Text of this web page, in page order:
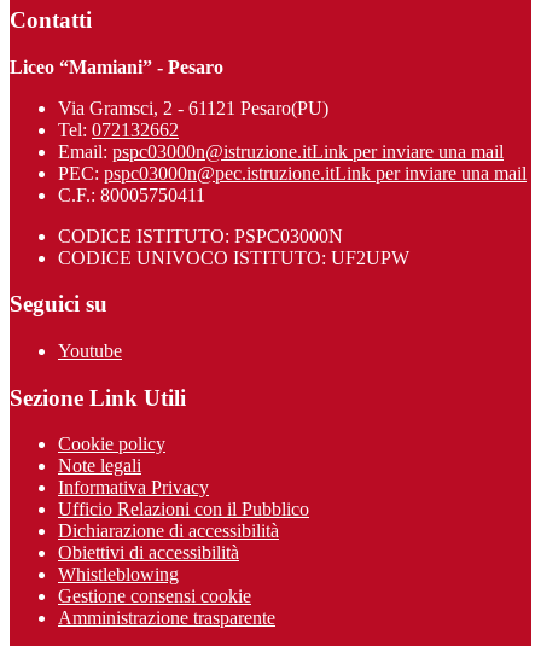
Contatti
Liceo “Mamiani” - Pesaro
Via Gramsci, 2 - 61121 Pesaro(PU)
Tel: 072132662
Email: pspc03000n@istruzione.itLink per inviare una mail
PEC: pspc03000n@pec.istruzione.itLink per inviare una mail
C.F.: 80005750411
CODICE ISTITUTO: PSPC03000N
CODICE UNIVOCO ISTITUTO: UF2UPW
Seguici su
Youtube
Sezione Link Utili
Cookie policy
Note legali
Informativa Privacy
Ufficio Relazioni con il Pubblico
Dichiarazione di accessibilità
Obiettivi di accessibilità
Whistleblowing
Gestione consensi cookie
Amministrazione trasparente